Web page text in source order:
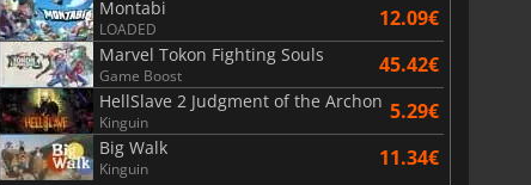
Montabi
LOADED 12.09€
Marvel Tokon Fighting Souls
Game Boost 45.42€
HellSlave 2 Judgment of the Archon
Kinguin 5.29€
Big Walk
Kinguin 11.34€